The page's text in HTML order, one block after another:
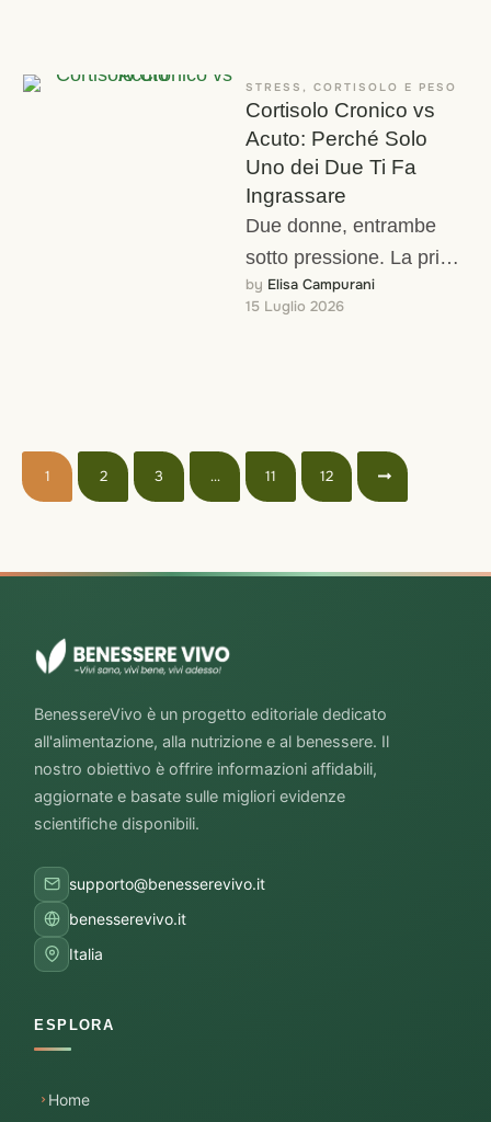
STRESS, CORTISOLO E PESO
Cortisolo Cronico vs
Acuto: Perché Solo
Uno dei Due Ti Fa
Ingrassare
Due donne, entrambe
sotto pressione. La prima
ha un colloquio di lavoro
importante tra due giorni:
by Elisa Campurani
15 Luglio 2026
1 2 3 … 11 12
BenessereVivo è un progetto editoriale dedicato
all'alimentazione, alla nutrizione e al benessere. Il
nostro obiettivo è offrire informazioni affidabili,
aggiornate e basate sulle migliori evidenze
scientifiche disponibili.
supporto@benesserevivo.it
benesserevivo.it
Italia
ESPLORA
Home